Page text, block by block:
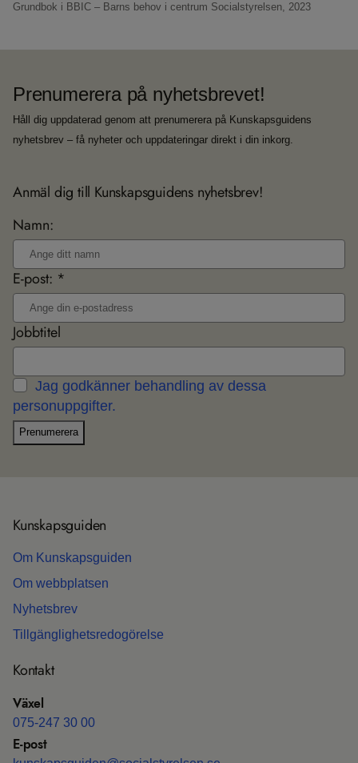
Grundbok i BBIC – Barns behov i centrum Socialstyrelsen, 2023
Prenumerera på nyhetsbrevet!
Håll dig uppdaterad genom att prenumerera på Kunskapsguidens
nyhetsbrev – få nyheter och uppdateringar direkt i din inkorg.
Anmäl dig till Kunskapsguidens nyhetsbrev!
Namn:
E-post: *
Jobbtitel
Jag godkänner behandling av dessa
personuppgifter.
Prenumerera
Kun­skaps­gui­den
Om Kun­skaps­gui­den
Om webb­plat­sen
Nyhets­b­rev
Till­gäng­lig­hets­re­do­gö­relse
Kon­takt
Växel
075-247 30 00
E-post